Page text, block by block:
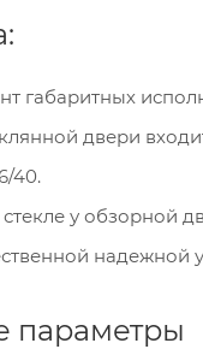
габаритных
двери
40.
у обзорной
надежной
параметры